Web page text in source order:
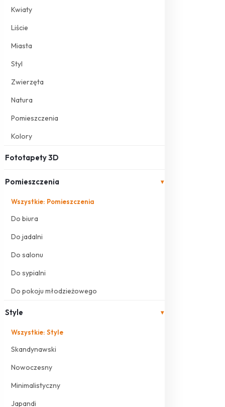
Kwiaty
Liście
Miasta
Styl
Zwierzęta
Natura
Pomieszczenia
Kolory
Fototapety 3D
Pomieszczenia ▾
Wszystkie: Pomieszczenia
Do biura
Do jadalni
Do salonu
Do sypialni
Do pokoju młodzieżowego
Style ▾
Wszystkie: Style
Skandynawski
Nowoczesny
Minimalistyczny
Japandi